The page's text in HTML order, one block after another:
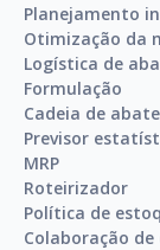
Planejamento
Otimização da
Logística de
Formulação
Cadeia de
Previsor
MRP
Roteirizador
Política de
Colaboração